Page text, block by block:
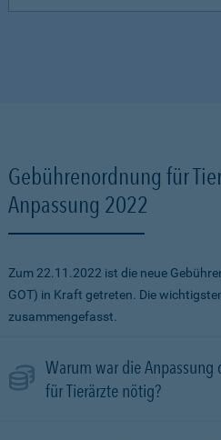
Gebührenordnung für
Anpassung 2022
Zum 22.11.2022 ist die neue
GOT) in Kraft getreten. Die
zusammengefasst.
Warum war die Anpassung
für Tierärzte nötig?